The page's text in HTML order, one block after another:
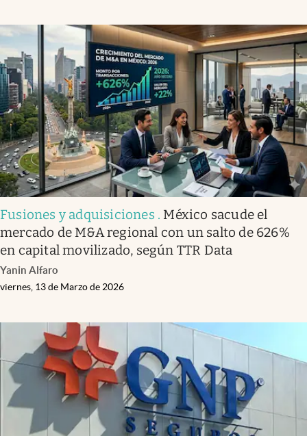
Fusiones y adquisiciones . México sacude el
mercado de M&A regional con un salto de 626%
en capital movilizado, según TTR Data
Yanin Alfaro
viernes, 13 de Marzo de 2026